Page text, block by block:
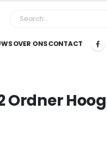
OVER ONSCONTACT
Ordner Hoog